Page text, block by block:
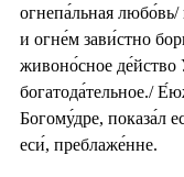
огнепа́льная
и огне́м зави́стно
живоно́сное де́йство
богатода́тельное./
Богому́дре, показа́л
еси́, преблаже́нне.